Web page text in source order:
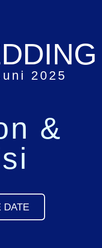
2025
&
DATE